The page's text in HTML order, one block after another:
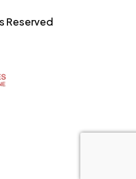
Reserved